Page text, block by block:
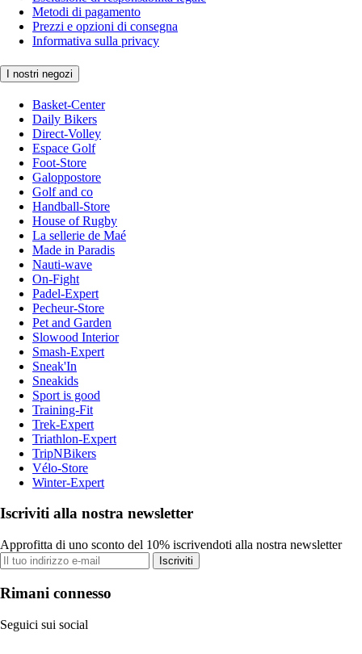
Metodi di pagamento
Prezzi e opzioni di consegna
Informativa sulla privacy
I nostri negozi
Basket-Center
Daily Bikers
Direct-Volley
Espace Golf
Foot-Store
Galoppostore
Golf and co
Handball-Store
House of Rugby
La sellerie de Maé
Made in Paradis
Nauti-wave
On-Fight
Padel-Expert
Pecheur-Store
Pet and Garden
Slowood Interior
Smash-Expert
Sneak'In
Sneakids
Sport is good
Training-Fit
Trek-Expert
Triathlon-Expert
TripNBikers
Vélo-Store
Winter-Expert
Iscriviti alla nostra newsletter
Approfitta di uno sconto del 10% iscrivendoti alla nostra newsletter
Iscriviti
Rimani connesso
Seguici sui social